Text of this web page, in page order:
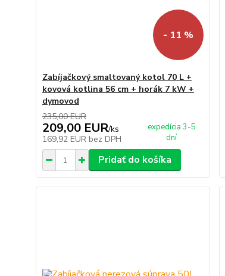
- 11 %
Zabíjačkový smaltovaný kotol 70 L +
kovová kotlina 56 cm + horák 7 kW +
dymovod
235,00 EUR
209,00 EUR/ks
169,92 EUR bez DPH
expedícia 3-5
dní
Pridať do košíka